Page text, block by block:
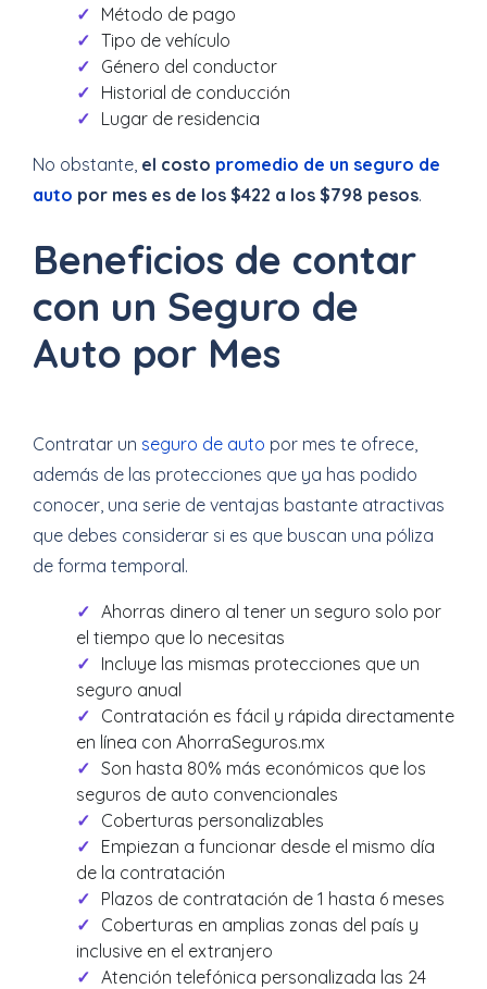
Método de pago
Tipo de vehículo
Género del conductor
Historial de conducción
Lugar de residencia
No obstante, el costo promedio de un seguro de
auto por mes es de los $422 a los $798 pesos.
Beneficios de contar
con un Seguro de
Auto por Mes
Contratar un seguro de auto por mes te ofrece,
además de las protecciones que ya has podido
conocer, una serie de ventajas bastante atractivas
que debes considerar si es que buscan una póliza
de forma temporal.
Ahorras dinero al tener un seguro solo por
el tiempo que lo necesitas
Incluye las mismas protecciones que un
seguro anual
Contratación es fácil y rápida directamente
en línea con AhorraSeguros.mx
Son hasta 80% más económicos que los
seguros de auto convencionales
Coberturas personalizables
Empiezan a funcionar desde el mismo día
de la contratación
Plazos de contratación de 1 hasta 6 meses
Coberturas en amplias zonas del país y
inclusive en el extranjero
Atención telefónica personalizada las 24